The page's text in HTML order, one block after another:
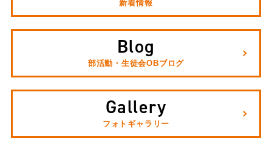
新着情報
Blog
部活動・生徒会OBブログ
Gallery
フォトギャラリー